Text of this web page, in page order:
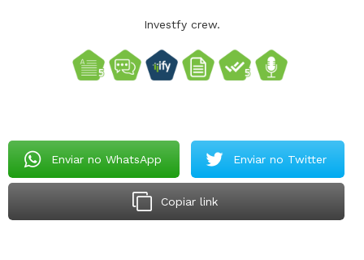
Investfy crew.
Enviar no WhatsApp Enviar no Twitter
Copiar link